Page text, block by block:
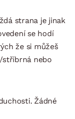
strana je jinak
se hodí
že si můžeš
stříbrná nebo
Žádné